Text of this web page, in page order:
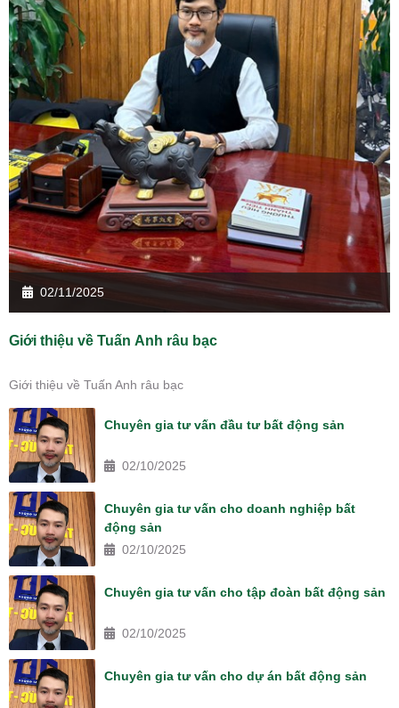
02/11/2025
Giới thiệu về Tuấn Anh râu bạc
Giới thiệu về Tuấn Anh râu bạc
Chuyên gia tư vấn đầu tư bất động sản
02/10/2025
Chuyên gia tư vấn cho doanh nghiệp bất
động sản
02/10/2025
Chuyên gia tư vấn cho tập đoàn bất động sản
02/10/2025
Chuyên gia tư vấn cho dự án bất động sản